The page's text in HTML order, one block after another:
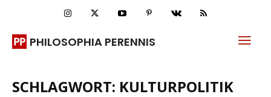
PHILOSOPHIA PERENNIS
SCHLAGWORT: KULTURPOLITIK